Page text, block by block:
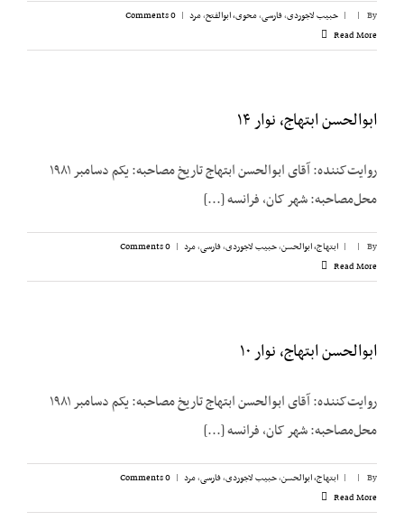
By
|
| حبیب لاجوردی,فارسی,محوی، ابوالفتح,مرد |
0 Comments
Read More
ابوالحسن ابتهاج، نوار ۱۴
روایت‌کننده: آقای ابوالحسن ابتهاج تاریخ مصاحبه: یکم دسامبر ۱۹۸۱
محل‌مصاحبه: شهر کان، فرانسه [...]
By
|
| ابتهاج، ابوالحسن,حبیب لاجوردی,فارسی,مرد |
0 Comments
Read More
ابوالحسن ابتهاج، نوار ۱۰
روایت‌کننده: آقای ابوالحسن ابتهاج تاریخ مصاحبه: یکم دسامبر ۱۹۸۱
محل‌مصاحبه: شهر کان، فرانسه [...]
By
|
| ابتهاج، ابوالحسن,حبیب لاجوردی,فارسی,مرد |
0 Comments
Read More